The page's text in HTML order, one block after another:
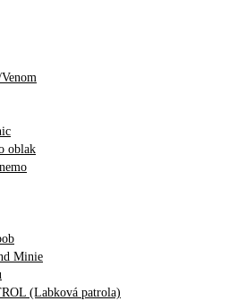
oblak
Minie
(Labková patrola)